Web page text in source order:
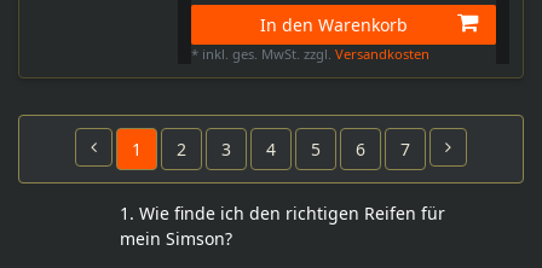
In den Warenkorb
* inkl. ges. MwSt. zzgl.Versandkosten
1 2 3 4 5 6 7
1. Wie finde ich den richtigen Reifen für
mein Simson?